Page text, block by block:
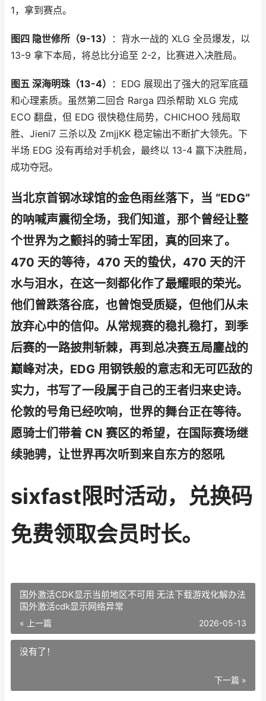
1，拿到赛点。
图四 隐世修所（9-13）
：背水一战的 XLG 全员爆发，以
13-9 拿下本局，将总比分追至 2-2，比赛进入决胜局。
图五 深海明珠（13-4）
：EDG 展现出了强大的冠军底蕴
和心理素质。虽然第二回合 Rarga 四杀帮助 XLG 完成
ECO 翻盘，但 EDG 很快稳住局势，CHICHOO 残局取
胜、Jieni7 三杀以及 ZmjjKK 稳定输出不断扩大领先。下
半场 EDG 没有再给对手机会，最终以 13-4 赢下决胜局，
成功夺冠。
当北京首钢冰球馆的金色雨丝落下，当 “EDG”
的呐喊声震彻全场，我们知道，那个曾经让整
个世界为之颤抖的骑士军团，真的回来了。
470 天的等待，470 天的蛰伏，470 天的汗
水与泪水，在这一刻都化作了最耀眼的荣光。
他们曾跌落谷底，也曾饱受质疑，但他们从未
放弃心中的信仰。从常规赛的稳扎稳打，到季
后赛的一路披荆斩棘，再到总决赛五局鏖战的
巅峰对决，EDG 用钢铁般的意志和无可匹敌的
实力，书写了一段属于自己的王者归来史诗。
伦敦的号角已经吹响，世界的舞台正在等待。
愿骑士们带着 CN 赛区的希望，在国际赛场继
续驰骋，让世界再次听到来自东方的怒吼
sixfast限时活动，兑换码
免费领取会员时长。
国外激活CDK显示当前地区不可用 无法下载游戏化解办法
国外激活cdk显示网络异常
« 上一篇 2026-05-13
没有了！
下一篇 »